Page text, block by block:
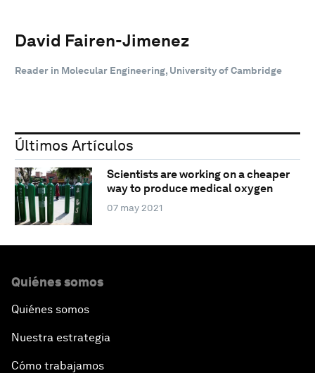
David Fairen-Jimenez
Reader in Molecular Engineering, University of Cambridge
Últimos Artículos
Scientists are working on a cheaper
way to produce medical oxygen
07 may 2021
Quiénes somos
Quiénes somos
Nuestra estrategia
Cómo trabajamos